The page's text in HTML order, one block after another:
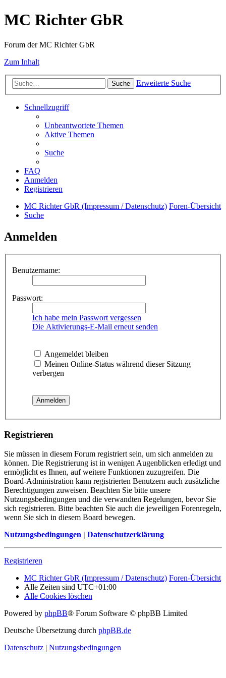
MC Richter GbR
Forum der MC Richter GbR
Zum Inhalt
Suche Erweiterte Suche
Schnellzugriff
Unbeantwortete Themen
Aktive Themen
Suche
FAQ
Anmelden
Registrieren
MC Richter GbR (Impressum / Datenschutz) Foren-Übersicht
Suche
Anmelden
Benutzername:
Passwort:
Ich habe mein Passwort vergessen
Die Aktivierungs-E-Mail erneut senden
Angemeldet bleiben
Meinen Online-Status während dieser Sitzung
verbergen
Registrieren
Sie müssen in diesem Forum registriert sein, um sich anmelden zu
können. Die Registrierung ist in wenigen Augenblicken erledigt und
ermöglicht es Ihnen, auf weitere Funktionen zuzugreifen. Die
Board-Administration kann registrierten Benutzern auch zusätzliche
Berechtigungen zuweisen. Beachten Sie bitte unsere
Nutzungsbedingungen und die verwandten Regelungen, bevor Sie
sich registrieren. Bitte beachten Sie auch die jeweiligen Forenregeln,
wenn Sie sich in diesem Board bewegen.
Nutzungsbedingungen | Datenschutzerklärung
Registrieren
MC Richter GbR (Impressum / Datenschutz) Foren-Übersicht
Alle Zeiten sind UTC+01:00
Alle Cookies löschen
Powered by phpBB® Forum Software © phpBB Limited
Deutsche Übersetzung durch phpBB.de
Datenschutz | Nutzungsbedingungen